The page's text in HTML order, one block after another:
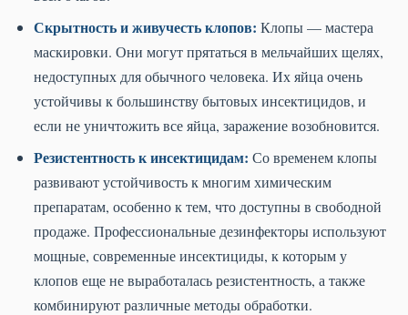
Скрытность и живучесть клопов: Клопы — мастера
маскировки. Они могут прятаться в мельчайших щелях,
недоступных для обычного человека. Их яйца очень
устойчивы к большинству бытовых инсектицидов, и
если не уничтожить все яйца, заражение возобновится.
Резистентность к инсектицидам: Со временем клопы
развивают устойчивость к многим химическим
препаратам, особенно к тем, что доступны в свободной
продаже. Профессиональные дезинфекторы используют
мощные, современные инсектициды, к которым у
клопов еще не выработалась резистентность, а также
комбинируют различные методы обработки.